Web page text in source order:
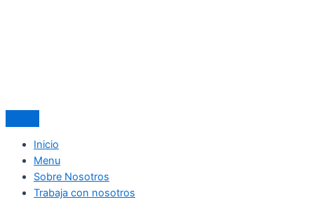
Inicio
Menu
Sobre Nosotros
Trabaja con nosotros